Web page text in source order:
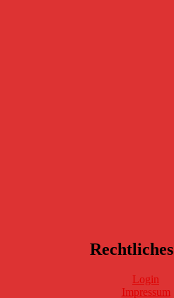
Rechtliches
Login
Impressum